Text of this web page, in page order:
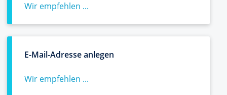
Wir empfehlen ...
E-Mail-Adresse anlegen
Wir empfehlen ...